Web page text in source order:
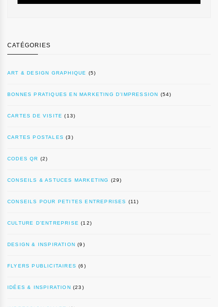
CATÉGORIES
ART & DESIGN GRAPHIQUE (5)
BONNES PRATIQUES EN MARKETING D’IMPRESSION (54)
CARTES DE VISITE (13)
CARTES POSTALES (3)
CODES QR (2)
CONSEILS & ASTUCES MARKETING (29)
CONSEILS POUR PETITES ENTREPRISES (11)
CULTURE D’ENTREPRISE (12)
DESIGN & INSPIRATION (9)
FLYERS PUBLICITAIRES (6)
IDÉES & INSPIRATION (23)